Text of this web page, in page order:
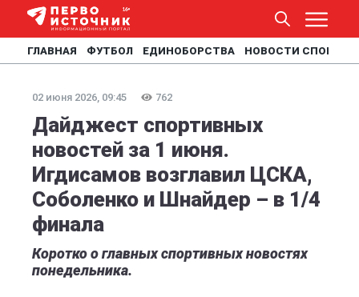
ГЛАВНАЯ ФУТБОЛ ЕДИНОБОРСТВА НОВОСТИ СПОРТА
02 июня 2026, 09:45 762
Дайджест спортивных
новостей за 1 июня.
Игдисамов возглавил ЦСКА,
Соболенко и Шнайдер – в 1/4
финала
Коротко о главных спортивных новостях
понедельника.